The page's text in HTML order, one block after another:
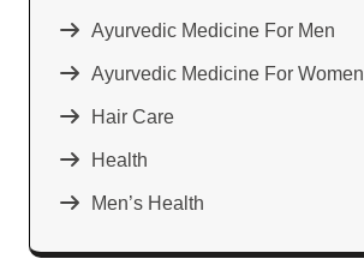
Ayurvedic Medicine For Men
Ayurvedic Medicine For Women
Hair Care
Health
Men’s Health